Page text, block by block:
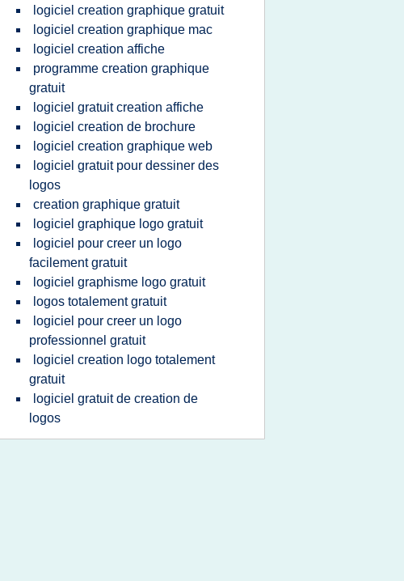
logiciel creation graphique gratuit
logiciel creation graphique mac
logiciel creation affiche
programme creation graphique
gratuit
logiciel gratuit creation affiche
logiciel creation de brochure
logiciel creation graphique web
logiciel gratuit pour dessiner des
logos
creation graphique gratuit
logiciel graphique logo gratuit
logiciel pour creer un logo
facilement gratuit
logiciel graphisme logo gratuit
logos totalement gratuit
logiciel pour creer un logo
professionnel gratuit
logiciel creation logo totalement
gratuit
logiciel gratuit de creation de
logos